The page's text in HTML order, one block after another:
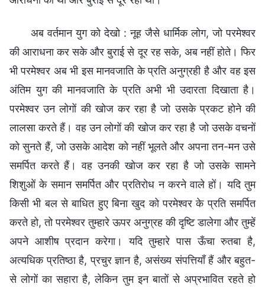
अब वर्तमान युग को देखो : नूह जैसे धार्मिक लोग, जो परमेश्वर
की आराधना कर सके और बुराई से दूर रह सके, अब नहीं होते। फिर
भी परमेश्वर अब भी इस मानवजाति के प्रति अनुग्रही है और वह इस
अंतिम युग की मानवजाति के प्रति अभी भी उदारता दिखाता है।
परमेश्वर उन लोगों की खोज कर रहा है जो उसके प्रकट होने की
लालसा करते हैं। वह उन लोगों की खोज कर रहा है जो उसके वचनों
को सुनते हैं, जो उसके आदेश को नहीं भूलते और अपना तन-मन उसे
समर्पित करते हैं। वह उनकी खोज कर रहा है जो उसके सामने
शिशुओं के समान समर्पित और प्रतिरोध न करने वाले हों। यदि तुम
किसी भी बल से बाधित हुए बिना खुद को परमेश्वर के प्रति समर्पित
करते हो, तो परमेश्वर तुम्हारे ऊपर अनुग्रह की दृष्टि डालेगा और तुम्हें
अपने आशीष प्रदान करेगा। यदि तुम्हारे पास ऊँचा रुतबा है,
अत्यधिक प्रतिष्ठा है, प्रचुर ज्ञान है, असंख्य संपत्तियाँ हैं और बहुत-
से लोगों का सहारा है, लेकिन तुम इन बातों से अप्रभावित रहते हो